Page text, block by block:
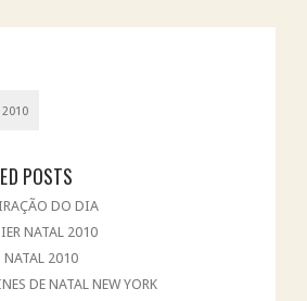
2010
POSTS
DO DIA
NATAL 2010
NATAL 2010
DE NATAL NEW YORK